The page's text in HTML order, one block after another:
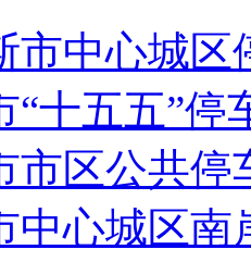
市中心城
“十五五”停
市区公共
中心城区